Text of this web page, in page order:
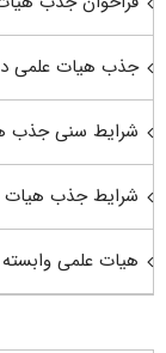
جذب هیات علمی
شرایط سنی جذب
شرایط جذب هیات
هیات علمی وابسته